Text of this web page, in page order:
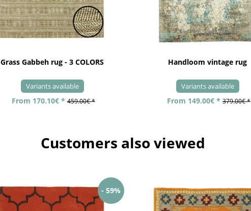
Grass Gabbeh rug - 3 COLORS
Variants available
From 170.10€ * 459.00€ *
Handloom vintage rug
Variants available
From 149.00€ * 379.00€ *
Customers also viewed
- 59%